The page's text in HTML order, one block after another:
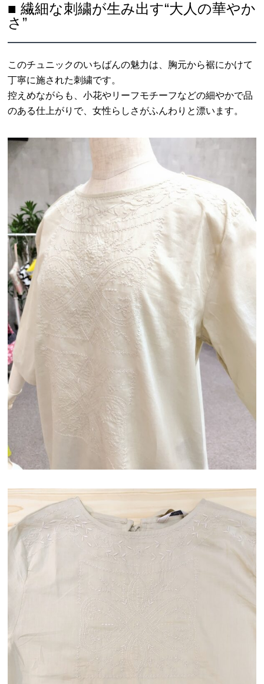
■ 繊細な刺繍が生み出す“大人の華やか
さ”
このチュニックのいちばんの魅力は、胸元から裾にかけて
丁寧に施された刺繍です。
控えめながらも、小花やリーフモチーフなどの細やかで品
のある仕上がりで、女性らしさがふんわりと漂います。